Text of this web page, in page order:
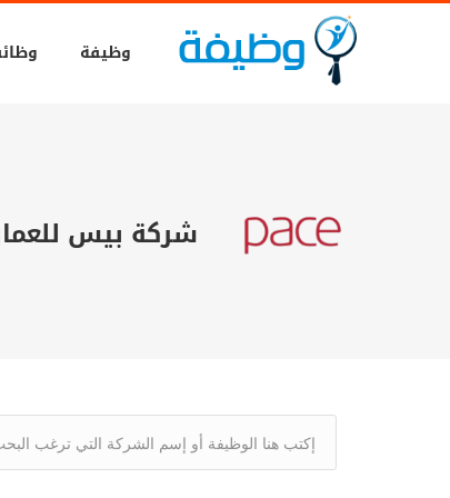
وظيفة
شركة بيس